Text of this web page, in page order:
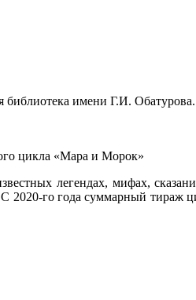
библиотека имени Г.И.
цикла «Мара и Морок»
легендах, мифах,
2020-го года суммарный тираж